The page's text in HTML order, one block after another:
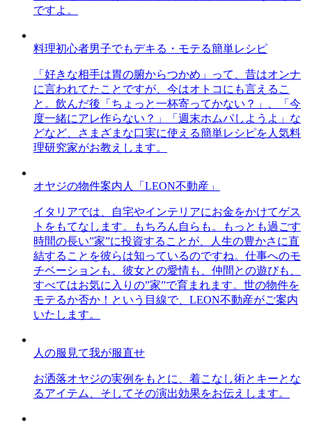
ですよ。
料理初心者男子でもデキる・モテる簡単レシピ
「好きな相手は胃の腑からつかめ」って、昔はオンナ
に言われてたことですが、今はオトコにも言えるこ
と。飲んだ後「ちょっと一杯寄ってかない？」、「今
度一緒にアレ作らない？」「週末ホムパしようよ」な
どなど、さまざまな口実に使える簡単レシピを人気料
理研究家がお教えします。
オヤジの物件案内人「LEON不動産」
イタリアでは、自宅やインテリアにお金をかけてゲス
トをもてなします。もちろん自らも。もっとも過ごす
時間の長い”家”に投資することが、人生の豊かさに直
結することを彼らは知っているのですね。仕事へのモ
チベーションも、彼女との愛情も、仲間との遊びも、
すべてはお気に入りの”家”で育まれます。世の物件を
モテるか否か！という目線で、LEON不動産がご案内
いたします。
人の服見て我が服直せ
お洒落オヤジの実例をもとに、着こなし術とキーとな
るアイテム、そしてその演出効果をお伝えします。